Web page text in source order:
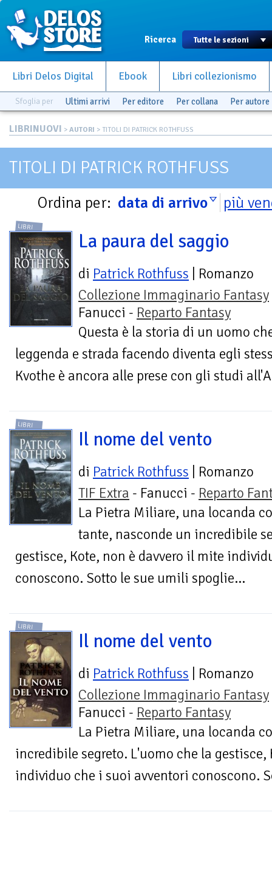
Ricerca
Libri Delos Digital Ebook Libri collezionismo
Sfoglia per Ultimi arrivi Per editore Per collana Per autore
LIBRINUOVI > AUTORI > TITOLI DI PATRICK ROTHFUSS
TITOLI DI PATRICK ROTHFUSS
Ordina per: data di arrivo più
LIBRI
La paura del saggio
di Patrick Rothfuss | Romanzo
Collezione Immaginario Fantasy
Fanucci - Reparto Fantasy
Questa è la storia di un uomo
leggenda e strada facendo diventa egli
Kvothe è ancora alle prese con gli studi
LIBRI
Il nome del vento
di Patrick Rothfuss | Romanzo
TIF Extra - Fanucci - Reparto
La Pietra Miliare, una locanda
tante, nasconde un incredibile
gestisce, Kote, non è davvero il mite
conoscono. Sotto le sue umili spoglie...
LIBRI
Il nome del vento
di Patrick Rothfuss | Romanzo
Collezione Immaginario Fantasy
Fanucci - Reparto Fantasy
La Pietra Miliare, una locanda
incredibile segreto. L'uomo che la
individuo che i suoi avventori conoscono.